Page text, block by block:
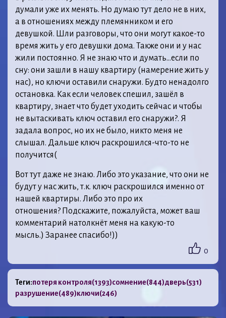
думали уже их менять. Но думаю тут дело не в них,
а в отношениях между племянником и его
девушкой. Шли разговоры, что они могут какое-то
время жить у его девушки дома. Также они и у нас
жили постоянно. Я не знаю что и думать…если по
сну: они зашли в нашу квартиру (намерение жить у
нас), но ключи оставили снаружи. Будто ненадолго
остановка. Как если человек спешил, зашёл в
квартиру, знает что будет уходить сейчас и чтобы
не вытаскивать ключ оставил его снаружи?. Я
задала вопрос, но их не было, никто меня не
слышал. Дальше ключ раскрошился-что-то не
получится(
Вот тут даже не знаю. Либо это указание, что они не
будут у нас жить, т.к. ключ раскрошился именно от
нашей квартиры. Либо это про их
отношения? Подскажите, пожалуйста, может ваш
комментарий натолкнёт меня на какую-то
мысль.) Заранее спасибо!))
0
Теги:потеря контроля(1393)сомнение(844)дверь(531)
разрушение(489)ключи(246)